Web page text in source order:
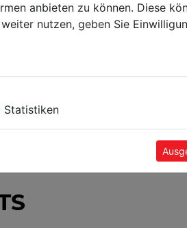
anbieten zu können. Diese
nutzen, geben Sie
Statistiken